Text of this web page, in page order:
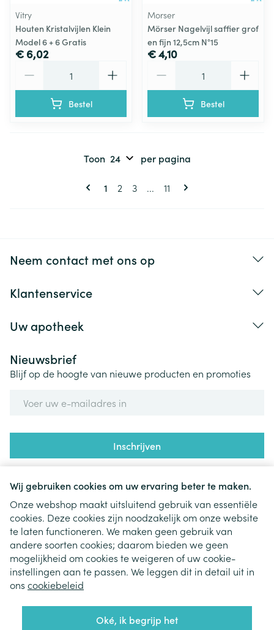
Wij gebruiken cookies om uw ervaring beter te maken.
Onze webshop maakt uitsluitend gebruik van essentiële
cookies. Deze cookies zijn noodzakelijk om onze website
te laten functioneren. We maken geen gebruik van
andere soorten cookies; daarom bieden we geen
mogelijkheid om cookies te weigeren of uw cookie-
instellingen aan te passen. We leggen dit in detail uit in
ons cookiebeleid
Oké, ik begrijp het
Vitry
Houten Kristalvijlen Klein
Model 6 + 6 Gratis
€ 6,02
Bestel
Morser
Mörser Nagelvijl saffier grof
en fijn 12,5cm N°15
€ 4,10
Bestel
Pagina's
U lees momenteel pagina
1 Pagina
2 Pagina
3 ... Pagina
11
Toon per pagina
Neem contact met ons op
Klantenservice
Uw apotheek
Nieuwsbrief
Blijf op de hoogte van nieuwe producten en promoties
Inschrijven
nieuwsbrief en gaat u akkoord met onzeprivacy policy.
Juridische links